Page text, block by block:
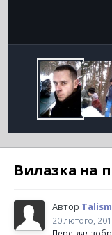
Вилазка на
Автор
20 лютого,